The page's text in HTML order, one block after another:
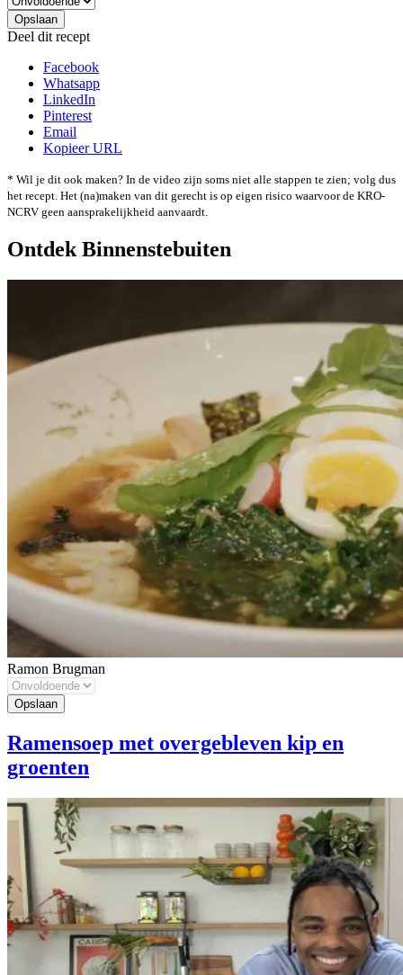
Deel dit recept
Facebook
Whatsapp
LinkedIn
Pinterest
Email
Kopieer URL
* Wil je dit ook maken? In de video zijn soms niet alle stappen te zien; volg dus
het recept. Het (na)maken van dit gerecht is op eigen risico waarvoor de KRO-
NCRV geen aansprakelijkheid aanvaardt.
Ontdek Binnenstebuiten
Ramon Brugman
Ramensoep met overgebleven kip en
groenten